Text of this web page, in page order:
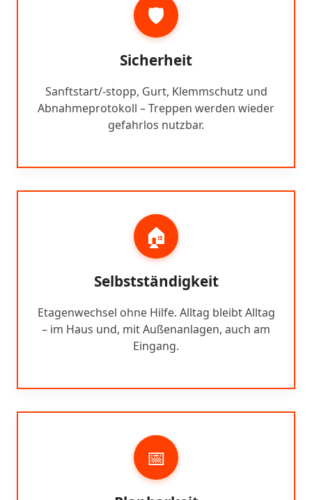
🛡️
Sicherheit
Sanftstart/-stopp, Gurt, Klemmschutz und
Abnahmeprotokoll – Treppen werden wieder
gefahrlos nutzbar.
🏠
Selbstständigkeit
Etagenwechsel ohne Hilfe. Alltag bleibt Alltag
– im Haus und, mit Außenanlagen, auch am
Eingang.
📅